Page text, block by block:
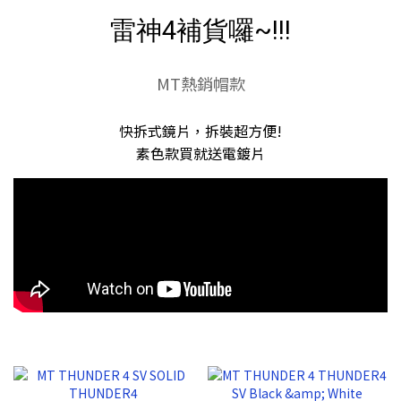
雷神4補貨囉~!!!
MT熱銷帽款
快拆式鏡片，拆裝超方便!
素色款買就送電鍍片